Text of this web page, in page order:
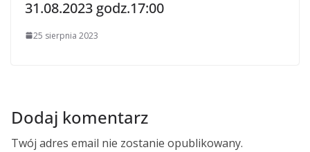
31.08.2023 godz.17:00
25 sierpnia 2023
Dodaj komentarz
Twój adres email nie zostanie opublikowany.